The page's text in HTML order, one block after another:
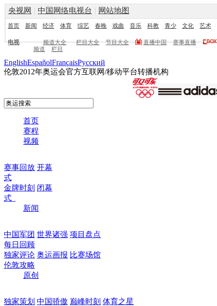
央视网 | 中国网络电视台 | 网站地图
首页 新闻 经济 体育 综艺 春晚 戏曲 音乐 科教 青少 文化 艺术
电视 频道大全 栏目大全 节目大全 直播中国
赛事直播
频道
栏目
EnglishEspañolFrançaisPусский
伦敦2012年奥运会官方互联网/移动平台转播机构
首页
赛程
视频
赛事回放 开幕
式
金牌时刻 闭幕
式
新闻
中国军团 世界诸强 项目盘点
每日回顾
独家评论 奥运画报 比赛场馆
伦敦攻略
原创
独家策划 中国骄傲 巅峰时刻 体育之星